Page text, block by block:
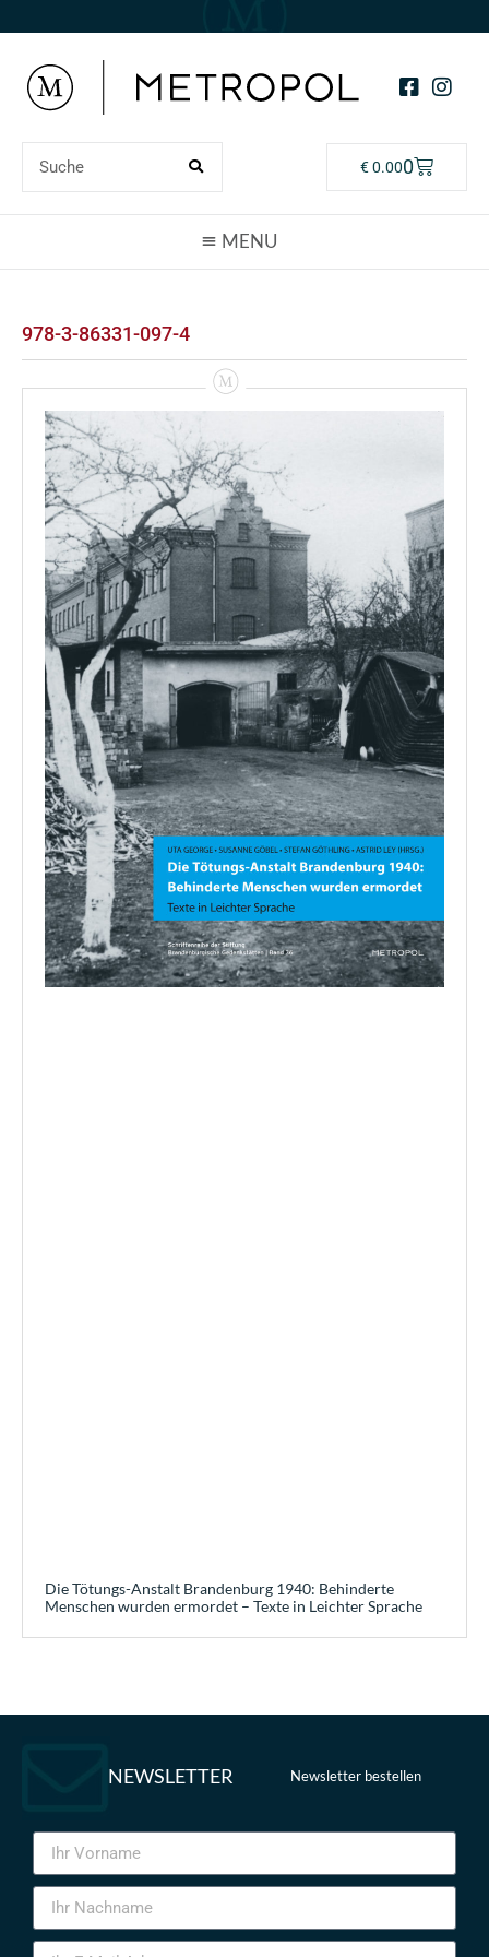
€0.000
978-3-86331-097-4
Die Tötungs-Anstalt Brandenburg 1940: Behinderte
Menschen wurden ermordet – Texte in Leichter Sprache
NEWSLETTER Newsletter bestellen